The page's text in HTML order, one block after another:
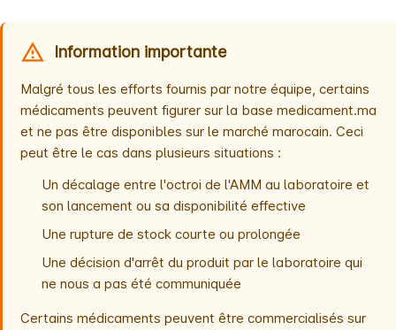
Information importante
Malgré tous les efforts fournis par notre équipe, certains
médicaments peuvent figurer sur la base medicament.ma
et ne pas être disponibles sur le marché marocain. Ceci
peut être le cas dans plusieurs situations :
Un décalage entre l'octroi de l'AMM au laboratoire et
son lancement ou sa disponibilité effective
Une rupture de stock courte ou prolongée
Une décision d'arrêt du produit par le laboratoire qui
ne nous a pas été communiquée
Certains médicaments peuvent être commercialisés sur